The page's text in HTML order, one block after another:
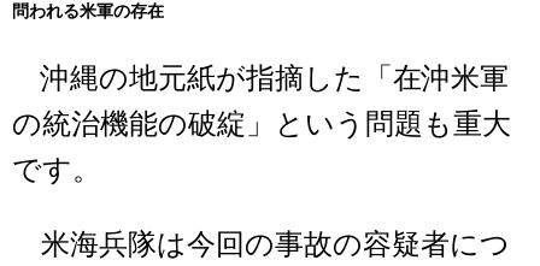
問われる米軍の存在
沖縄の地元紙が指摘した「在沖米軍
の統治機能の破綻」という問題も重大
です。
米海兵隊は今回の事故の容疑者につ